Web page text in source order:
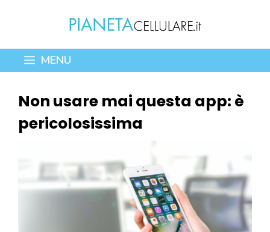
contenuto
MENU
Non usare mai questa app: è
pericolosissima